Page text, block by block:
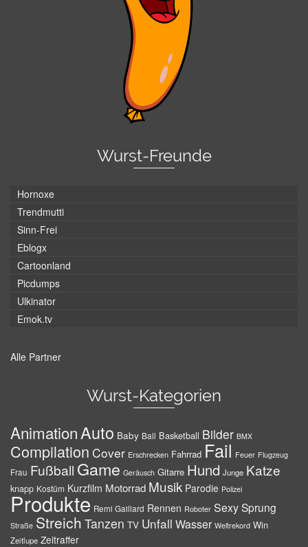
Wurst-Freunde
Hornoxe
Trendmutti
Sinn-Frei
Eblogx
Cartoonland
Picdumps
Ulkinator
Emok.tv
Alle Partner
Wurst-Kategorien
AnimationAuto Baby Ball Basketball Bilder BMX
Compilation Cover Erschrecken Fahrrad Fail Feuer Flugzeug
Frau Fußball Game Geräusch Gitarre Hund Junge Katze
knapp Kostüm Kurzfilm Motorrad Musik Parodie Polizei
Produkte Remi Gaillard Rennen Roboter SexySprung
Straße Streich Tanzen TV Unfall Wasser Weltrekord Win
Zeitlupe Zeitraffer